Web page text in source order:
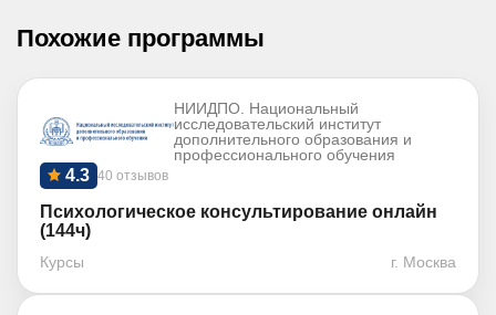
Похожие программы
НИИДПО. Национальный
исследовательский институт
дополнительного образования и
профессионального обучения
40 отзывов
4.3
Психологическое консультирование онлайн
(144ч)
Курсы г. Москва